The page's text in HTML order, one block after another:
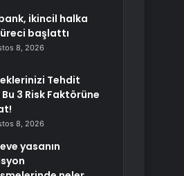
ikincil halka
başlattı
8, 2026
Tehdit
Bu 3 Risk Faktörüne
8, 2026
yasanın